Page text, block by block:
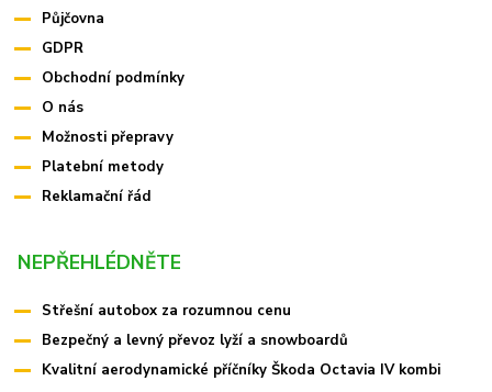
Půjčovna
GDPR
Obchodní podmínky
O nás
Možnosti přepravy
Platební metody
Reklamační řád
NEPŘEHLÉDNĚTE
Střešní autobox za rozumnou cenu
Bezpečný a levný převoz lyží a snowboardů
Kvalitní aerodynamické příčníky Škoda Octavia IV kombi